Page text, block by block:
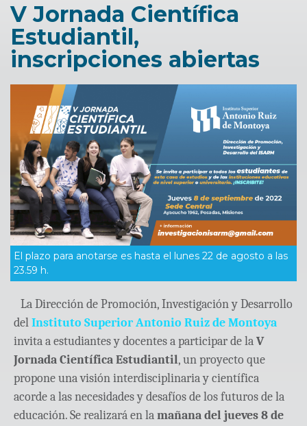
V Jornada Científica
Estudiantil,
inscripciones abiertas
El plazo para anotarse es hasta el lunes 22 de agosto a las
23.59 h.
La Dirección de Promoción, Investigación y Desarrollo
delInstituto Superior Antonio Ruiz de Montoya
invita a estudiantes y docentes a participar de laV
Jornada Científica Estudiantil, un proyecto que
propone una visión interdisciplinaria y científica
acorde a las necesidades y desafíos de los futuros de la
educación. Se realizará en lamañana del jueves 8 de